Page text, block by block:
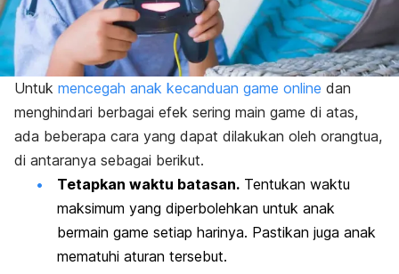
Untuk mencegah anak kecanduan game online dan
menghindari berbagai efek sering main game di atas,
ada beberapa cara yang dapat dilakukan oleh orangtua,
di antaranya sebagai berikut.
Tetapkan waktu batasan. Tentukan waktu
maksimum yang diperbolehkan untuk anak
bermain game setiap harinya. Pastikan juga anak
mematuhi aturan tersebut.